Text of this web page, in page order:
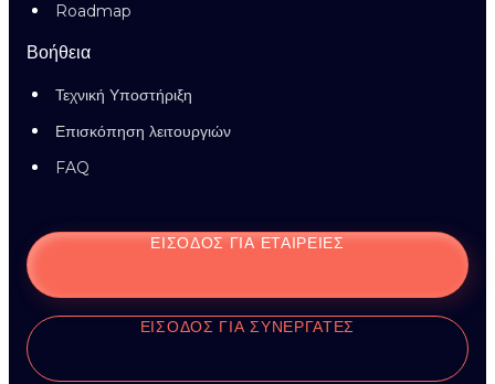
Roadmap
Βοήθεια
Τεχνική Υποστήριξη
Επισκόπηση λειτουργιών
FAQ
ΕΊΣΟΔΟΣ ΓΙΑ ΕΤΑΙΡΕΊΕΣ
ΕΊΣΟΔΟΣ ΓΙΑ ΣΥΝΕΡΓΆΤΕΣ